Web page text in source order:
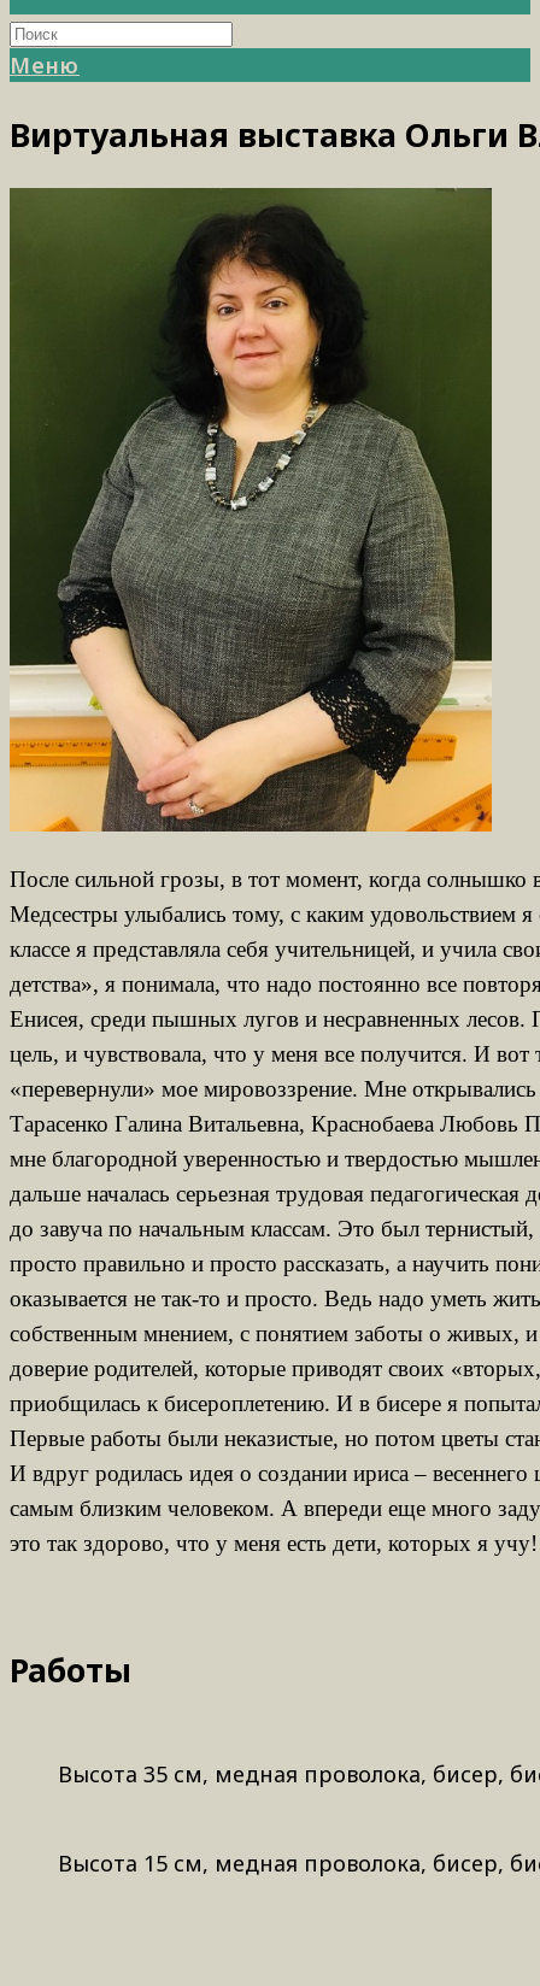
Меню
Виртуальная выставка
После сильной грозы, в тот момент, когда солнышко
Медсестры улыбались тому, с каким удовольствием
классе я представляла себя учительницей, и учила
детства», я понимала, что надо постоянно все
Енисея, среди пышных лугов и несравненных
цель, и чувствовала, что у меня все получится. И
«перевернули» мое мировоззрение. Мне
Тарасенко Галина Витальевна, Краснобаева Любовь
мне благородной уверенностью и твердостью
дальше началась серьезная трудовая
до завуча по начальным классам. Это был
просто правильно и просто рассказать, а научить
оказывается не так-то и просто. Ведь надо уметь
собственным мнением, с понятием заботы о живых,
доверие родителей, которые приводят своих
приобщилась к бисероплетению. И в бисере я
Первые работы были неказистые, но потом цветы
И вдруг родилась идея о создании ириса –
самым близким человеком. А впереди еще много
это так здорово, что у меня есть дети, которых я
Работы
Высота 35 см, медная проволока, бисер,
Высота 15 см, медная проволока, бисер,